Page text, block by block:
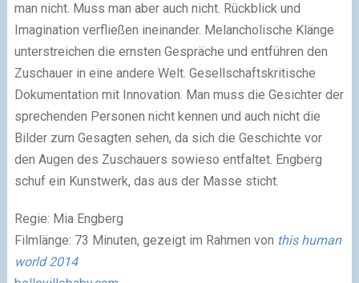
man nicht. Muss man aber auch nicht. Rückblick und
Imagination verfließen ineinander. Melancholische Klänge
unterstreichen die ernsten Gespräche und entführen den
Zuschauer in eine andere Welt. Gesellschaftskritische
Dokumentation mit Innovation. Man muss die Gesichter der
sprechenden Personen nicht kennen und auch nicht die
Bilder zum Gesagten sehen, da sich die Geschichte vor
den Augen des Zuschauers sowieso entfaltet. Engberg
schuf ein Kunstwerk, das aus der Masse sticht.
Regie: Mia Engberg
Filmlänge: 73 Minuten, gezeigt im Rahmen von this human
world 2014